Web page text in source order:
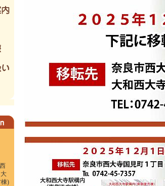
棟)